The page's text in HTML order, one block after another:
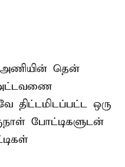
அணியின் தென்
அட்டவணை
திட்டமிடப்பட்ட ஒரு
போட்டிகளுடன்